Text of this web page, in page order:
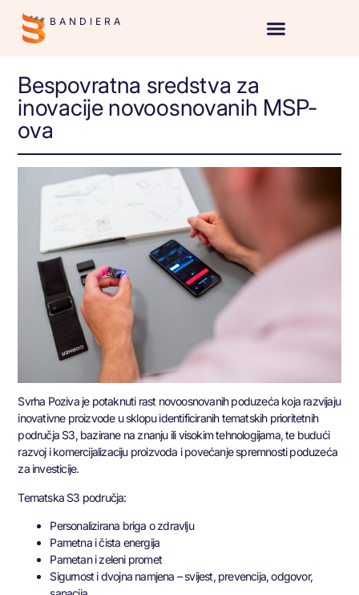
BANDIERA
Bespovratna sredstva za
inovacije novoosnovanih MSP-
ova
Svrha Poziva je potaknuti rast novoosnovanih poduzeća koja razvijaju
inovativne proizvode u sklopu identificiranih tematskih prioritetnih
područja S3, bazirane na znanju ili visokim tehnologijama, te budući
razvoj i komercijalizaciju proizvoda i povećanje spremnosti poduzeća
za investicije.
Tematska S3 područja:
Personalizirana briga o zdravlju
Pametna i čista energija
Pametan i zeleni promet
Sigurnost i dvojna namjena – svijest, prevencija, odgovor,